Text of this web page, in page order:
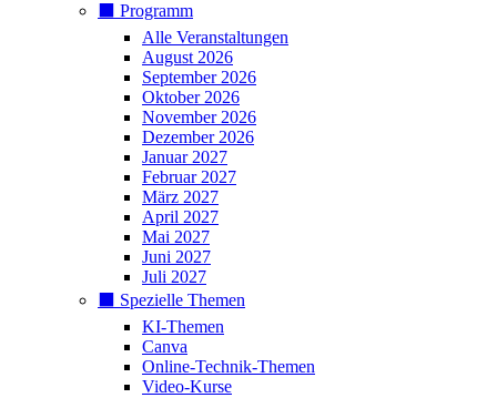
⬛️ Programm
Alle Veranstaltungen
August 2026
September 2026
Oktober 2026
November 2026
Dezember 2026
Januar 2027
Februar 2027
März 2027
April 2027
Mai 2027
Juni 2027
Juli 2027
⬛️ Spezielle Themen
KI-Themen
Canva
Online-Technik-Themen
Video-Kurse